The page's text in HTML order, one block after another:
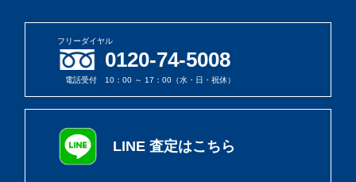
フリーダイヤル
0120-74-5008
電話受付 10：00 ～ 17：00（水・日・祝休）
LINE 査定はこちら